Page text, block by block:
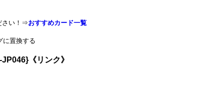
さい！⇒おすすめカード一覧
に置換する
《リンク》